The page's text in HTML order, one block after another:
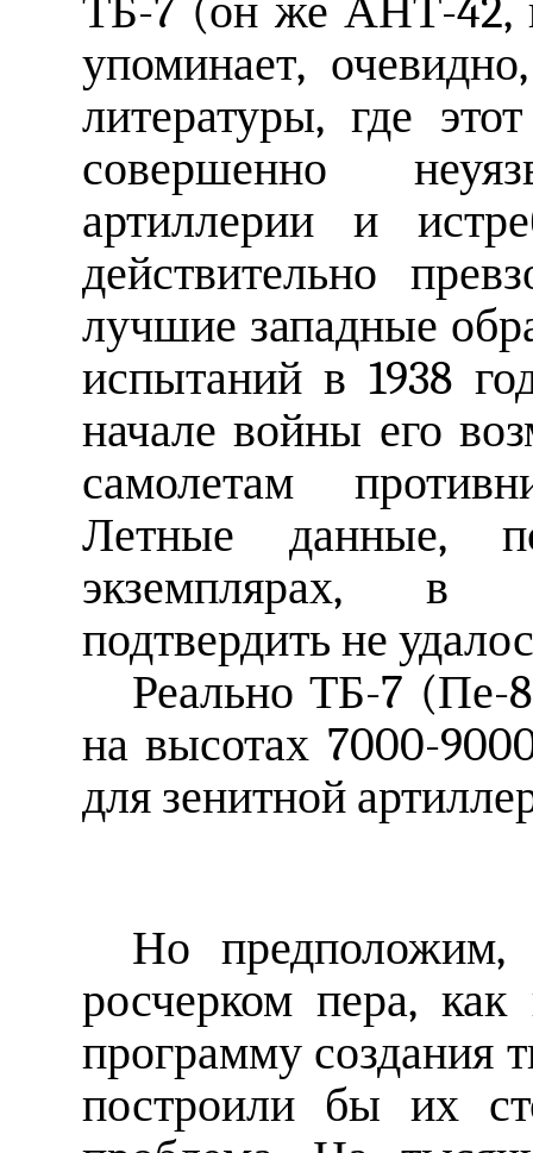
ТБ-7 (он же АНТ-42,
упоминает,
литературы, где
совершенно
артиллерии и
действительно
лучшие западные
испытаний в 1938
начале войны его
самолетам
Летные данные,
экземплярах, в
подтвердить не
Реально ТБ-7 (Пе-
на высотах 7000-
для зенитной
Но
росчерком пера,
программу
построили бы их